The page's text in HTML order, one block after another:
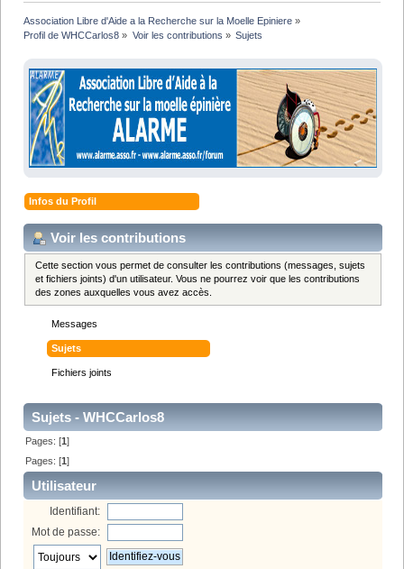
Association Libre d'Aide a la Recherche sur la Moelle Epiniere »
Profil de WHCCarlos8 » Voir les contributions » Sujets
Infos du Profil
Voir les contributions
Cette section vous permet de consulter les contributions (messages, sujets
et fichiers joints) d'un utilisateur. Vous ne pourrez voir que les contributions
des zones auxquelles vous avez accès.
Messages
Sujets
Fichiers joints
Sujets - WHCCarlos8
Pages: [1]
Pages: [1]
Utilisateur
Identifiant:
Mot de passe: